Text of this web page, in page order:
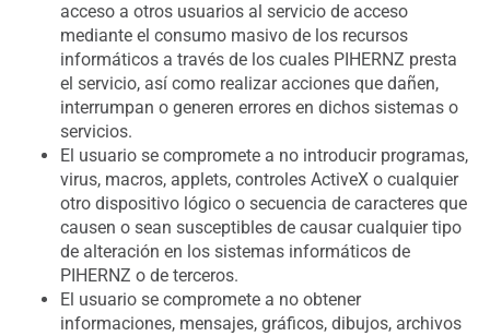
acceso a otros usuarios al servicio de acceso
mediante el consumo masivo de los recursos
informáticos a través de los cuales PIHERNZ presta
el servicio, así como realizar acciones que dañen,
interrumpan o generen errores en dichos sistemas o
servicios.
El usuario se compromete a no introducir programas,
virus, macros, applets, controles ActiveX o cualquier
otro dispositivo lógico o secuencia de caracteres que
causen o sean susceptibles de causar cualquier tipo
de alteración en los sistemas informáticos de
PIHERNZ o de terceros.
El usuario se compromete a no obtener
informaciones, mensajes, gráficos, dibujos, archivos